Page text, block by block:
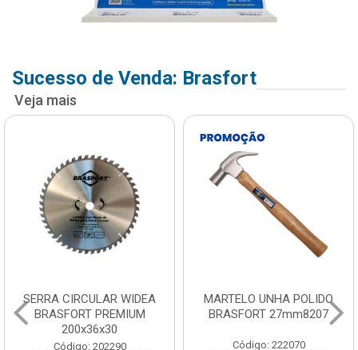
Sucesso de Venda: Brasfort
Veja mais
SERRA CIRCULAR WIDEA
BRASFORT PREMIUM
200x36x30
Código: 202290
MARTELO UNHA POLIDO
BRASFORT 27mm8207
Código: 222070